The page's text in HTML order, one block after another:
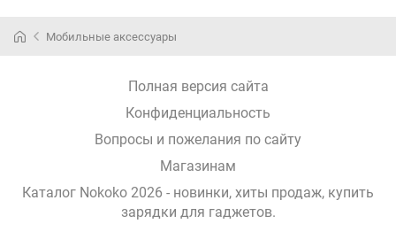
п
б
Мобильные аксессуары
Полная версия сайта
Конфиденциальность
Вопросы и пожелания по сайту
Магазинам
Каталог Nokoko 2026 - новинки, хиты продаж, купить
зарядки для гаджетов.